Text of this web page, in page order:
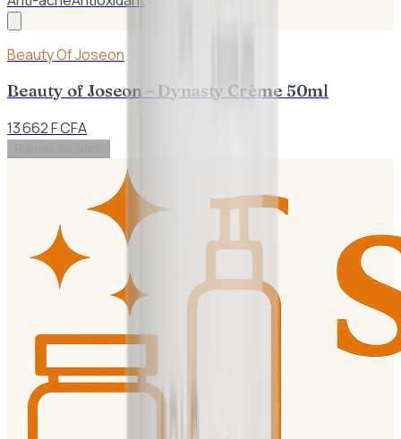
Beauty Of Joseon
Beauty of Joseon – Dynasty Crème 50ml
13 662 F CFA